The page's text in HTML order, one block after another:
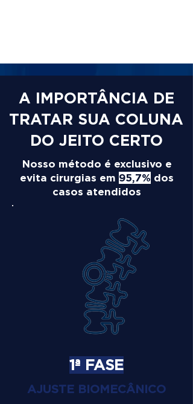
A IMPORTÂNCIA DE
TRATAR SUA COLUNA
DO JEITO CERTO
Nosso método é exclusivo e
evita cirurgias em 95,7% dos
casos atendidos
1ª FASE
AJUSTE BIOMECÂNICO